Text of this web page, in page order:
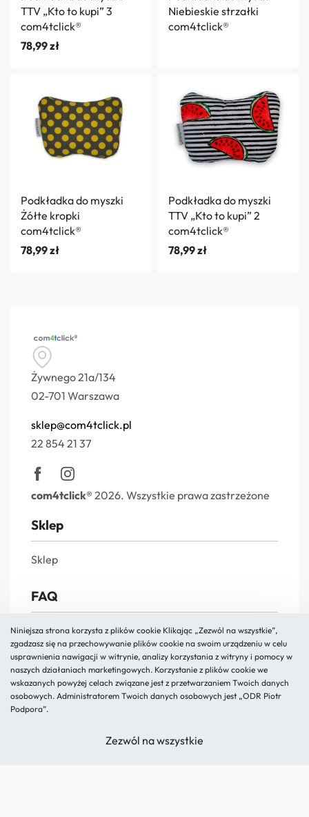
TTV „Kto to kupi” 3
com4tclick®
78,99zł
Niebieskie strzałki
com4tclick®
Podkładka do myszki
Żółte kropki
com4tclick®
78,99zł
Podkładka do myszki
TTV „Kto to kupi” 2
com4tclick®
78,99zł
Żywnego 21a/134
02-701 Warszawa
sklep@com4tclick.pl
22 854 21 37
com4tclick® 2026. Wszystkie prawa zastrzeżone
Sklep
Sklep
FAQ
FAQs
Reklamacja i zwroty
Polityka prywatności
Regulamin
Niniejsza strona korzysta z plików cookie Klikając „Zezwól na wszystkie”,
zgadzasz się na przechowywanie plików cookie na swoim urządzeniu w celu
usprawnienia nawigacji w witrynie, analizy korzystania z witryny i pomocy w
naszych działaniach marketingowych. Korzystanie z plików cookie we
wskazanych powyżej celach związane jest z przetwarzaniem Twoich danych
osobowych. Administratorem Twoich danych osobowych jest „ODR Piotr
Podpora”.
Zezwól na wszystkie